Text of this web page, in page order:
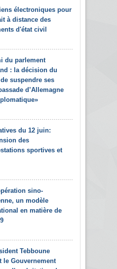
électroniques pour
à distance des
d'état civil
du parlement
: la décision du
suspendre ses
d’Allemagne
du 12 juin:
des
sportives et
sino-
un modèle
en matière de
Tebboune
le Gouvernement